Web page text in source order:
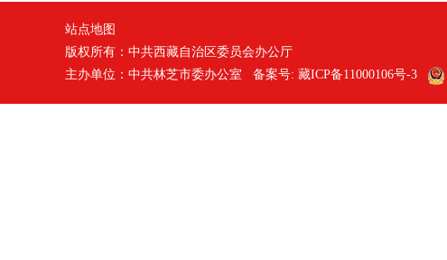
站点地图
版权所有：中共西藏自治区委员会办公厅
主办单位：中共林芝市委办公室 备案号: 藏ICP备11000106号-3